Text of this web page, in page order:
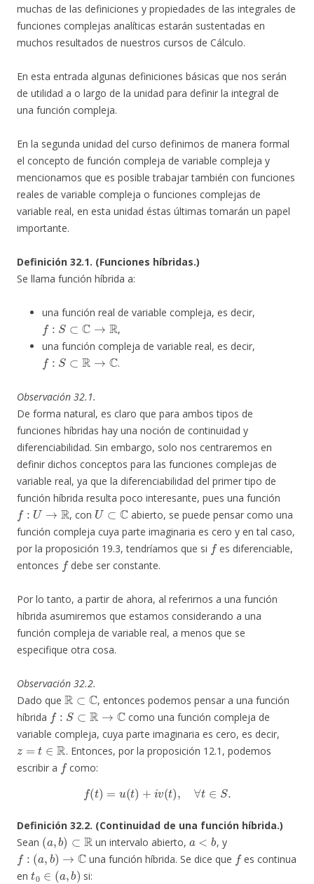
muchas de las definiciones y propiedades de las integrales de
funciones complejas analíticas estarán sustentadas en
muchos resultados de nuestros cursos de Cálculo.
En esta entrada algunas definiciones básicas que nos serán
de utilidad a o largo de la unidad para definir la integral de
una función compleja.
En la segunda unidad del curso definimos de manera formal
el concepto de función compleja de variable compleja y
mencionamos que es posible trabajar también con funciones
reales de variable compleja o funciones complejas de
variable real, en esta unidad éstas últimas tomarán un papel
importante.
Definición 32.1. (Funciones híbridas.)
Se llama función híbrida a:
una función real de variable compleja, es decir,
f:S⊂C→R
,
una función compleja de variable real, es decir,
f:S⊂R→C
.
Observación 32.1.
De forma natural, es claro que para ambos tipos de
funciones híbridas hay una noción de continuidad y
diferenciabilidad. Sin embargo, solo nos centraremos en
definir dichos conceptos para las funciones complejas de
variable real, ya que la diferenciabilidad del primer tipo de
función híbrida resulta poco interesante, pues una función
f:U→R
, con
U⊂C
abierto, se puede pensar como una
función compleja cuya parte imaginaria es cero y en tal caso,
por la proposición 19.3, tendríamos que si
f
es diferenciable,
entonces
f
debe ser constante.
Por lo tanto, a partir de ahora, al referirnos a una función
híbrida asumiremos que estamos considerando a una
función compleja de variable real, a menos que se
especifique otra cosa.
Observación 32.2.
Dado que
R⊂C
, entonces podemos pensar a una función
híbrida
f:S ⊂R→C
como una función compleja de
variable compleja, cuya parte imaginaria es cero, es decir,
z=t∈R
. Entonces, por la proposición 12.1, podemos
escribir a
f
como:
)=u( + iv(t), ∈S
Definición 32.2. (Continuidad de una función híbrida.)
Sean
(a,b)⊂R
un intervalo abierto,
a<b
, y
f:(a,b)→C
una función híbrida. Se dice que
es continua
en
t0∈(a b
si: